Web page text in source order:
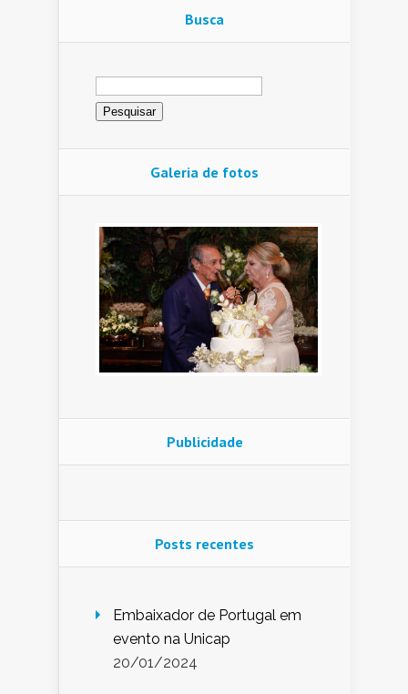
Busca
Pesquisar
por:
Galeria de fotos
Publicidade
Posts recentes
Embaixador de Portugal em
evento na Unicap
20/01/2024